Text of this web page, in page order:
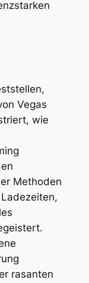
Vegas
wie
Methoden
rasanten